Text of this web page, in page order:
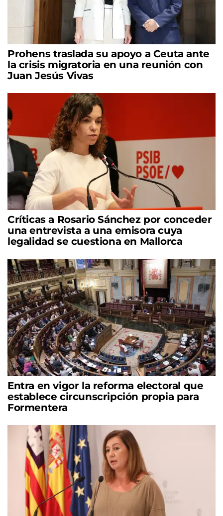
Prohens traslada su apoyo a Ceuta ante
la crisis migratoria en una reunión con
Juan Jesús Vivas
Críticas a Rosario Sánchez por conceder
una entrevista a una emisora cuya
legalidad se cuestiona en Mallorca
Entra en vigor la reforma electoral que
establece circunscripción propia para
Formentera